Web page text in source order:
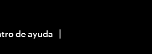
|
de ayuda